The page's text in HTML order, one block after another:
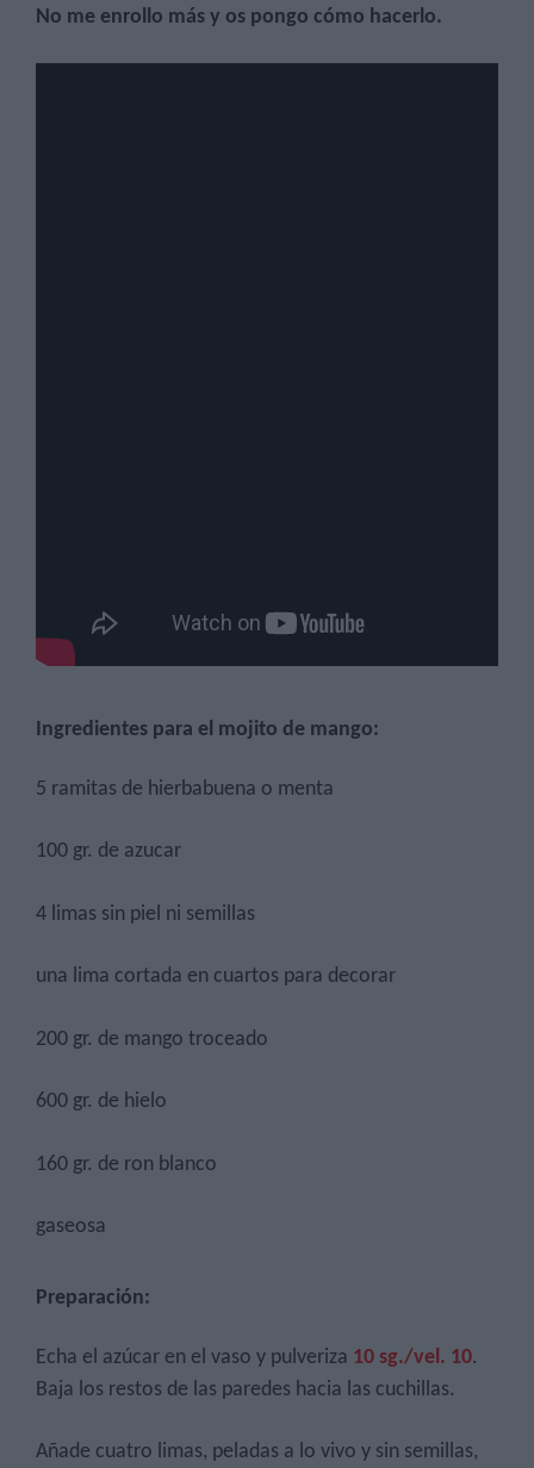
No me enrollo más y os pongo cómo hacerlo.
Ingredientes para el mojito de mango:
5 ramitas de hierbabuena o menta
100 gr. de azucar
4 limas sin piel ni semillas
una lima cortada en cuartos para decorar
200 gr. de mango troceado
600 gr. de hielo
160 gr. de ron blanco
gaseosa
Preparación:
Echa el azúcar en el vaso y pulveriza 10 sg./vel. 10.
Baja los restos de las paredes hacia las cuchillas.
Añade cuatro limas, peladas a lo vivo y sin semillas,